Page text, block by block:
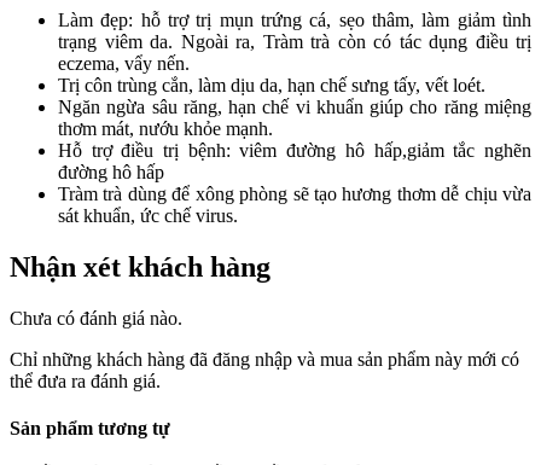
Làm đẹp: hỗ trợ trị mụn trứng cá, sẹo thâm, làm giảm tình
trạng viêm da. Ngoài ra, Tràm trà còn có tác dụng điều trị
eczema, vẩy nến.
Trị côn trùng cắn, làm dịu da, hạn chế sưng tấy, vết loét.
Ngăn ngừa sâu răng, hạn chế vi khuẩn giúp cho răng miệng
thơm mát, nướu khỏe mạnh.
Hỗ trợ điều trị bệnh: viêm đường hô hấp,giảm tắc nghẽn
đường hô hấp
Tràm trà dùng để xông phòng sẽ tạo hương thơm dễ chịu vừa
sát khuẩn, ức chế virus.
Nhận xét khách hàng
Chưa có đánh giá nào.
Chỉ những khách hàng đã đăng nhập và mua sản phẩm này mới có
thể đưa ra đánh giá.
Sản phẩm tương tự